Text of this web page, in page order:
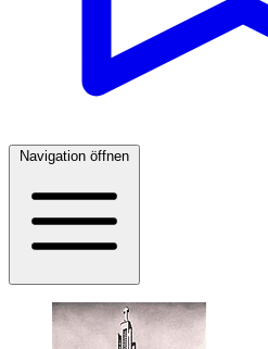
Navigation öffnen